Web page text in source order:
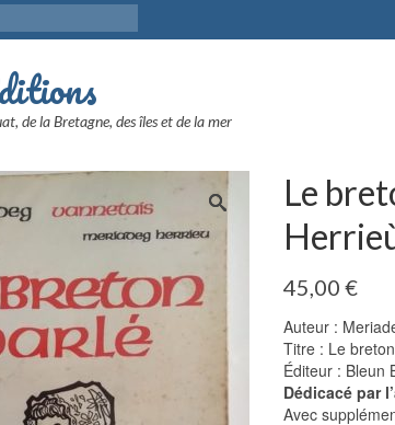
de la Bretagne, des îles et de la mer
Le
45,00 €
Auteur :
Titre : Le
Éditeur : Bleun
Dédicacé par
Avec